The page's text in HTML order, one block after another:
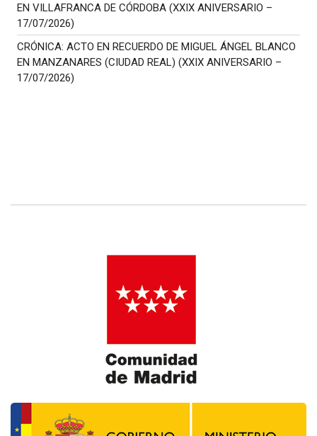
EN VILLAFRANCA DE CÓRDOBA (XXIX ANIVERSARIO –
17/07/2026)
CRÓNICA: ACTO EN RECUERDO DE MIGUEL ÁNGEL BLANCO
EN MANZANARES (CIUDAD REAL) (XXIX ANIVERSARIO –
17/07/2026)